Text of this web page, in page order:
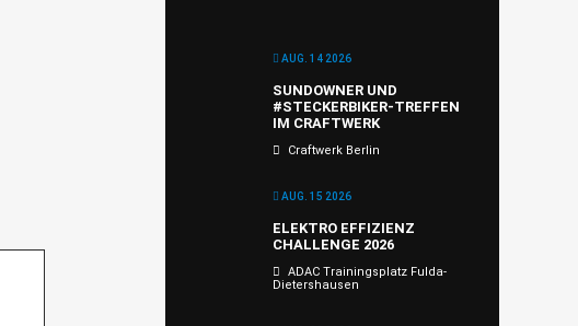
AUG. 14 2026
SUNDOWNER UND
#STECKERBIKER-TREFFEN
IM CRAFTWERK
Craftwerk Berlin
AUG. 15 2026
ELEKTRO EFFIZIENZ
CHALLENGE 2026
ADAC Trainingsplatz Fulda-
Dietershausen